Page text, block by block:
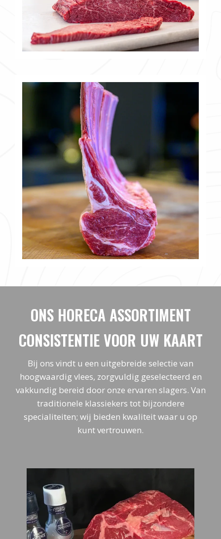
ONS HORECA ASSORTIMENT
CONSISTENTIE VOOR UW KAART
Bij ons vindt u een uitgebreide selectie van
hoogwaardig vlees, zorgvuldig geselecteerd en
vakkundig bereid door onze ervaren slagers. Van
traditionele klassiekers tot bijzondere
specialiteiten; wij bieden kwaliteit waar u op
kunt vertrouwen.